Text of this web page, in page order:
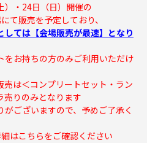
・24日（日）開催の
て販売を予定しており、
しては【会場販売が最速】となり
お持ちの方のみご利用いただけ
は＜コンプリートセット・ラン
売りのみとなります
ございますので、予めご了承く
はこちらをご確認ください